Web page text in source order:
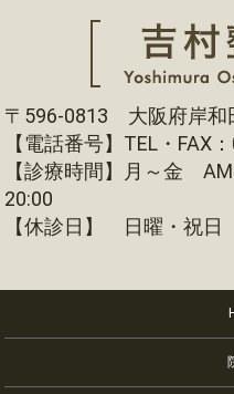
〒596-0813 大阪府岸和
【電話番号】TEL・FAX
【診療時間】月～金
20:00
【休診日】 日曜・祝